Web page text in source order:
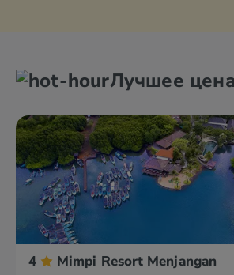
Лучшее
4 Mimpi Resort Menjangan